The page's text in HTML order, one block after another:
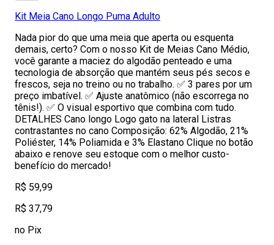
Kit Meia Cano Longo Puma Adulto
Nada pior do que uma meia que aperta ou esquenta
demais, certo? Com o nosso Kit de Meias Cano Médio,
você garante a maciez do algodão penteado e uma
tecnologia de absorção que mantém seus pés secos e
frescos, seja no treino ou no trabalho. ✅ 3 pares por um
preço imbatível. ✅ Ajuste anatômico (não escorrega no
tênis!). ✅ O visual esportivo que combina com tudo.
DETALHES Cano longo Logo gato na lateral Listras
contrastantes no cano Composição: 62% Algodão, 21%
Poliéster, 14% Poliamida e 3% Elastano Clique no botão
abaixo e renove seu estoque com o melhor custo-
benefício do mercado!
R$ 59,99
R$ 37,79
no Pix